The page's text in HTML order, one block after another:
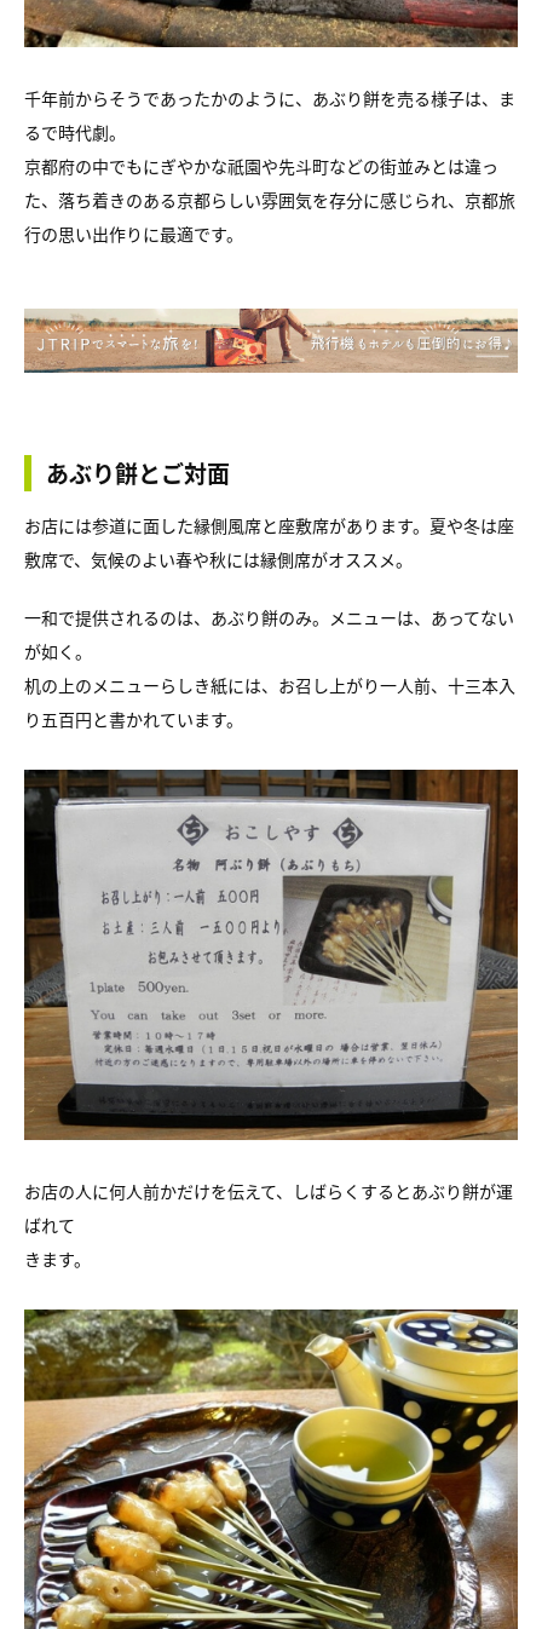
千年前からそうであったかのように、あぶり餅を売る様子は、ま
るで時代劇。
京都府の中でもにぎやかな祇園や先斗町などの街並みとは違っ
た、落ち着きのある京都らしい雰囲気を存分に感じられ、京都旅
行の思い出作りに最適です。
あぶり餅とご対面
お店には参道に面した縁側風席と座敷席があります。夏や冬は座
敷席で、気候のよい春や秋には縁側席がオススメ。
一和で提供されるのは、あぶり餅のみ。メニューは、あってない
が如く。
机の上のメニューらしき紙には、お召し上がり一人前、十三本入
り五百円と書かれています。
お店の人に何人前かだけを伝えて、しばらくするとあぶり餅が運
ばれて
きます。